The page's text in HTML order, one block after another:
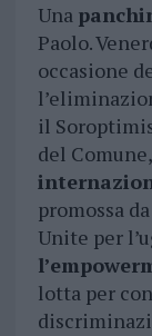
Una
Paolo.
occasione
il
del
promossa
Unite per l’u
lotta per